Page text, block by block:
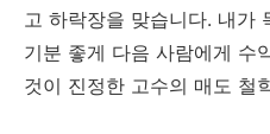
고 하락장을 맞습니다. 내가
기분 좋게 다음 사람에게 수
것이 진정한 고수의 매도 철